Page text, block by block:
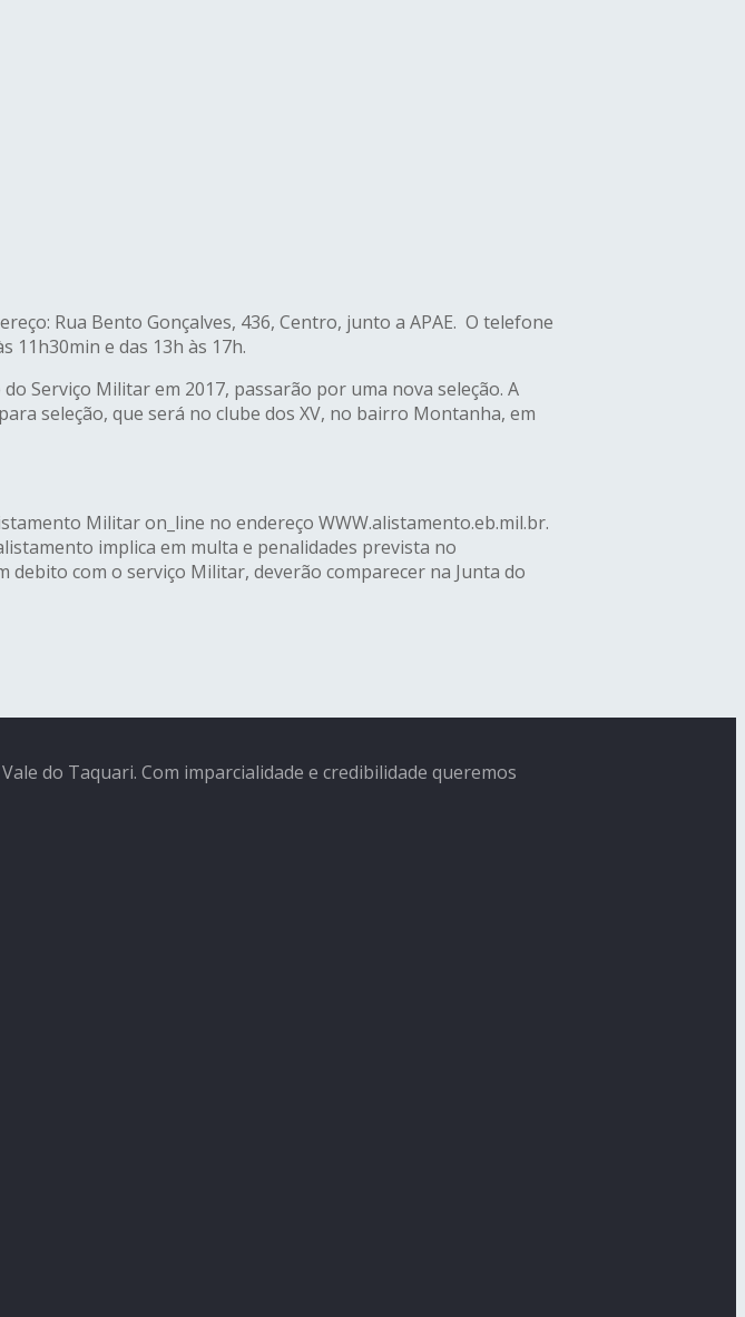
Rua Bento Gonçalves, 436, Centro, junto a APAE. O telefone
11h30min e das 13h às 17h.
Serviço Militar em 2017, passarão por uma nova seleção. A
seleção, que será no clube dos XV, no bairro Montanha, em
Militar on_line no endereço WWW.alistamento.eb.mil.br.
implica em multa e penalidades prevista no
debito com o serviço Militar, deverão comparecer na Junta do
do Taquari. Com imparcialidade e credibilidade queremos